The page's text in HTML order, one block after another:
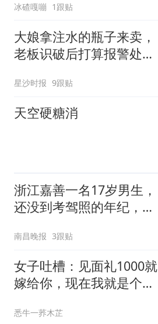
冰碴嘎嘣 1跟贴
大娘拿注水的瓶子来卖，
老板识破后打算报警处
不出来
星沙时报 9跟贴
天空硬糖消
浙江嘉善一名17岁男生，
还没到考驾照的年纪，发
始指挥交通
南昌晚报 3跟贴
女子吐槽：见面礼1000就
嫁给你，现在我就是个外
悉牛一荞木芷